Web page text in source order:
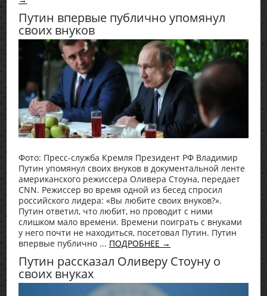
Путин впервые публично упомянул
своих внуков
Фото: Пресс-служба Кремля Президент РФ Владимир
Путин упомянул своих внуков в документальной ленте
американского режиссера Оливера Стоуна, передает
CNN. Режиссер во время одной из бесед спросил
российского лидера: «Вы любите своих внуков?».
Путин ответил, что любит, но проводит с ними
слишком мало времени. Времени поиграть с внуками
у него почти не находиться, посетовал Путин. Путин
впервые публично ... ПОДРОБНЕЕ →
Путин рассказал Оливеру Стоуну о
своих внуках